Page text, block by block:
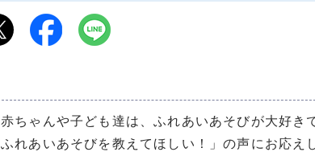
赤ちゃんや子ども達は、ふれあいあそびが大好
ふれあいあそびを教えてほしい！」の声にお応え